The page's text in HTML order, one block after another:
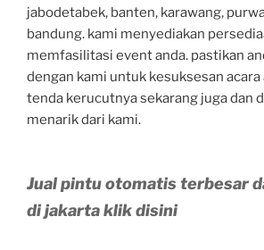
jabodetabek, banten, karawang,
bandung. kami menyediakan
memfasilitasi event anda. pastikan
dengan kami untuk kesuksesan acara
tenda kerucutnya sekarang juga dan
menarik dari kami.
Jual pintu otomatis terbesar
di jakarta klik disini